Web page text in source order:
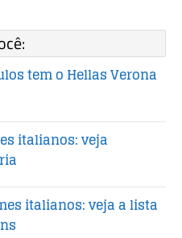
tem o Hellas Verona
italianos: veja
italianos: veja a lista